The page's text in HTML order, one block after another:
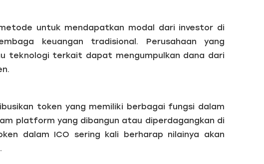
untuk mendapatkan modal dari investor di
keuangan tradisional. Perusahaan yang
teknologi terkait dapat mengumpulkan dana dari
token yang memiliki berbagai fungsi dalam
platform yang dibangun atau diperdagangkan di
dalam ICO sering kali berharap nilainya akan